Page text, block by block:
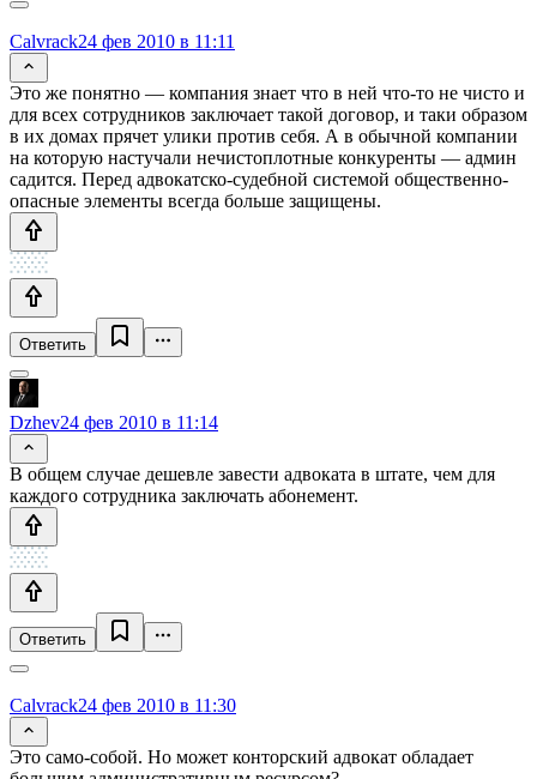
Calvrack24 фев 2010 в 11:11
Это же понятно — компания знает что в ней что-то не чисто и
для всех сотрудников заключает такой договор, и таки образом
в их домах прячет улики против себя. А в обычной компании
на которую настучали нечистоплотные конкуренты — админ
садится. Перед адвокатско-судебной системой общественно-
опасные элементы всегда больше защищены.
Ответить
Dzhev24 фев 2010 в 11:14
В общем случае дешевле завести адвоката в штате, чем для
каждого сотрудника заключать абонемент.
Ответить
Calvrack24 фев 2010 в 11:30
Это само-собой. Но может конторский адвокат обладает